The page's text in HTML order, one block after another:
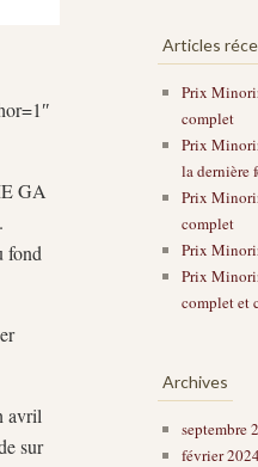
GA
.
fond
avril
sur
Articles
Prix
complet
Prix
la dernière
Prix
complet
Prix
Prix
complet et
Archives
septembre
février 2024